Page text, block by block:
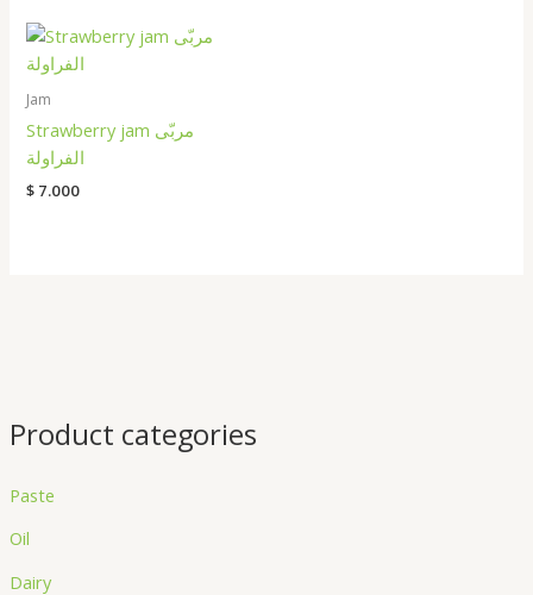
Product categories
Paste
Oil
Dairy
Jam
Strawberry jam مربّى
الفراولة
$ 7.000